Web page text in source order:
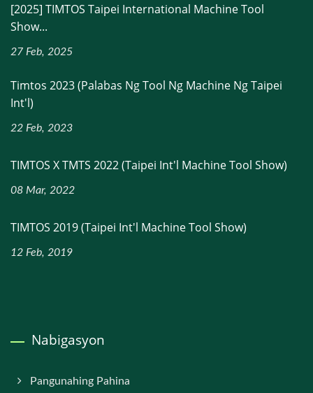
[2025] TIMTOS Taipei International Machine Tool
Show...
27 Feb, 2025
Timtos 2023 (palabas Ng Tool Ng Machine Ng Taipei
Int'l)
22 Feb, 2023
TIMTOS X TMTS 2022 (Taipei Int'l Machine Tool Show)
08 Mar, 2022
TIMTOS 2019 (Taipei Int'l Machine Tool Show)
12 Feb, 2019
Nabigasyon
Pangunahing Pahina